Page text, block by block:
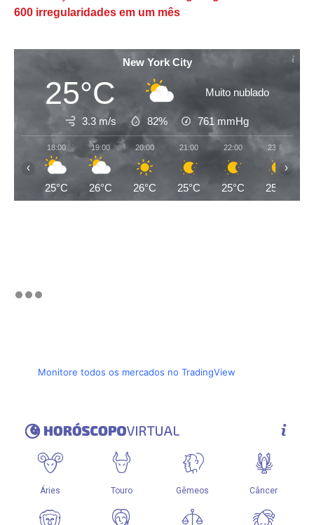
600 irregularidades em um mês
New York City
25°C Muito nublado
3.3 m/s 82% 761 mmHg
18:00
25°C
19:00
26°C
20:00
26°C
21:00
25°C
22:00
25°C
23:00
25°C
‹ ›
Monitore todos os mercados no TradingView